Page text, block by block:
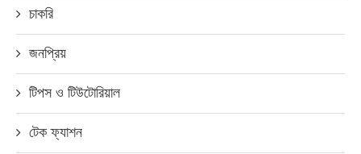
চাকরি
জনপ্রিয়
টিপস ও টিউটোরিয়াল
টেক ফ্যাশন